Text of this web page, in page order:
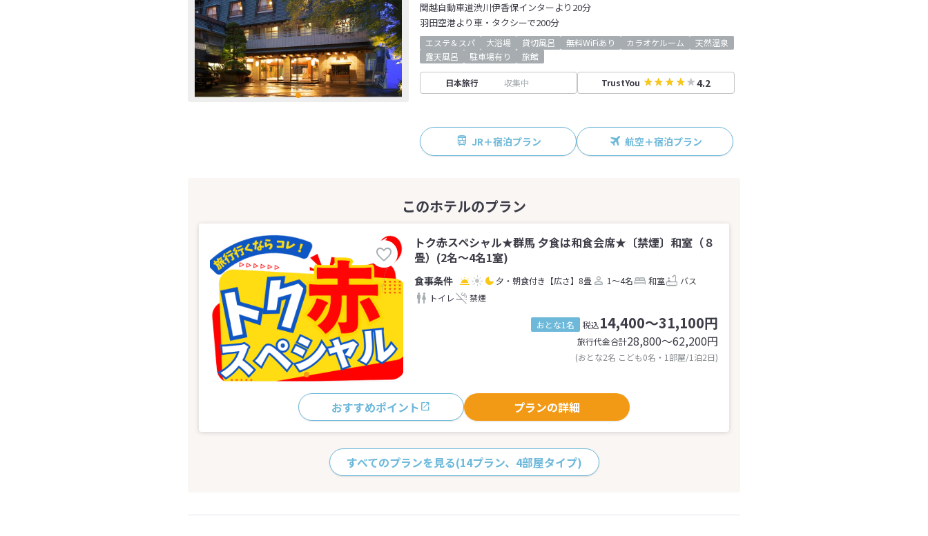
関越自動車道渋川伊香保インターより20分
羽田空港より車・タクシーで200分
エステ＆スパ 大浴場 貸切風呂 無料WiFiあり カラオケルーム
天然温泉
露天風呂
駐車場有り 旅館
日本旅行 収集中 TrustYou 4.2
JR＋宿泊プラン 航空＋宿泊プラン
トク赤スペシャル★群馬 夕食は和食会席★〔禁煙〕和室（８
畳）(2名～4名1室)
夕・朝食付き 【広さ】8畳 1～4名 和室
バス
トイレ
禁煙
おとな1名 税込14,400～31,100円
旅行代金合計28,800〜62,200円
(おとな2名 こども0名・1部屋/1泊2日)
おすすめポイント プランの詳細
すべてのプランを見る(14プラン、4部屋タイプ)